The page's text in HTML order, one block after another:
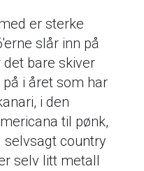
er sterke
slår inn på
bare skiver
i året som har
i den
til pønk,
selvsagt country
selv litt metall